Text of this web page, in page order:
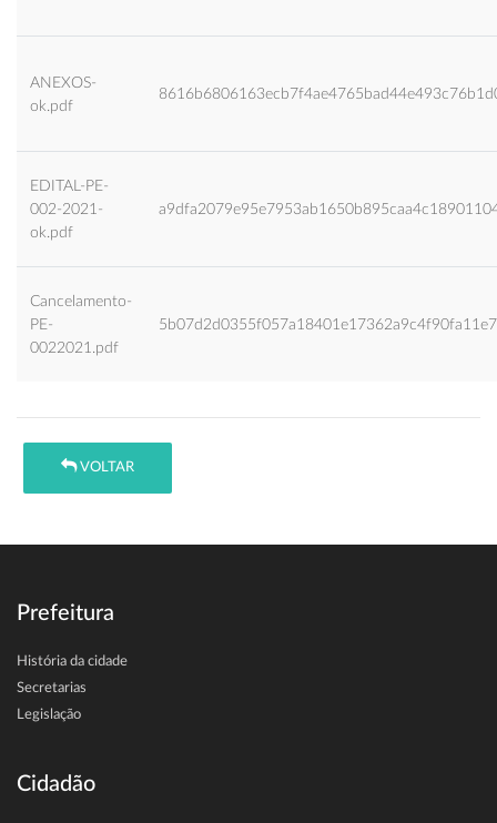
ANEXOS-
ok.pdf
EDITAL-PE-
002-2021-
ok.pdf
Cancelamento-
PE-
0022021.pdf
5b07d2d0355f057a18401e17362a9c4f90fa11e7
VOLTAR
Prefeitura
História da cidade
Secretarias
Legislação
Cidadão